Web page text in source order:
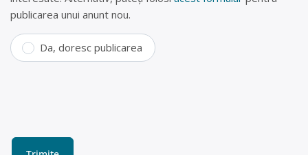
publicarea unui anunt nou.
Da, doresc publicarea